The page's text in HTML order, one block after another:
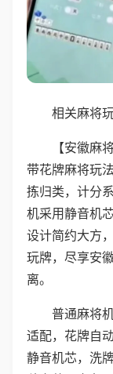
相关麻将
【安徽麻
带花牌麻将玩
拣归类，计分
机采用静音机
设计简约大方
玩牌，尽享安
离。
普通麻将
适配，花牌自
静音机芯，洗